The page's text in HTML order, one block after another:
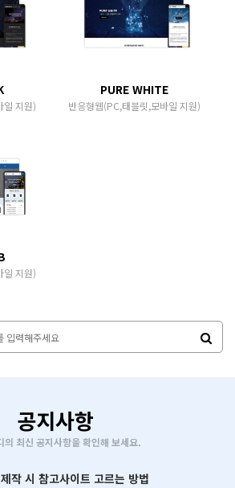
일 지원)
PURE WHITE
반응형웹(PC,태블릿,모바일 지원)
일 지원)
공지사항
의 최신 공지사항을 확인해 보세요.
작 시 참고사이트 고르는 방법